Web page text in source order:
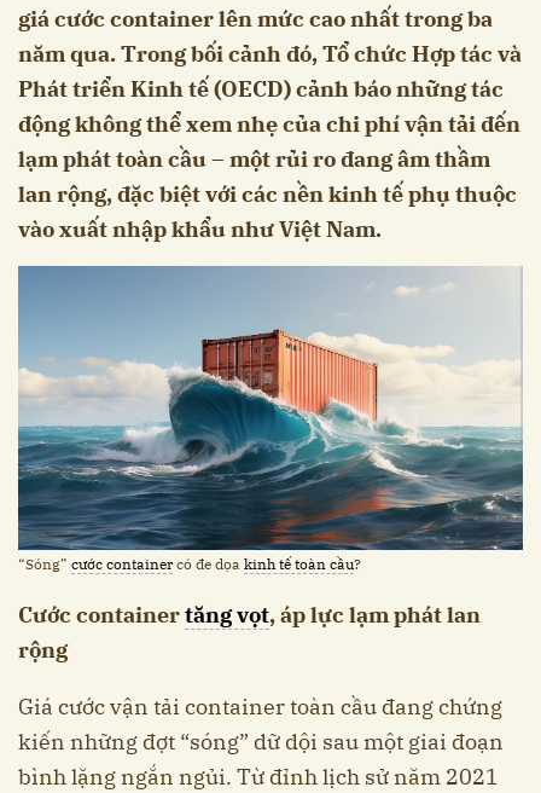
giá cước container lên mức cao nhất trong ba
năm qua. Trong bối cảnh đó, Tổ chức Hợp tác và
Phát triển Kinh tế (OECD) cảnh báo những tác
động không thể xem nhẹ của chi phí vận tải đến
lạm phát toàn cầu – một rủi ro đang âm thầm
lan rộng, đặc biệt với các nền kinh tế phụ thuộc
vào xuất nhập khẩu như Việt Nam.
“Sóng” cước containercó đe dọa kinh tế toàn cầu?
Cước containertăng vọt, áp lực lạm phát lan
rộng
Giá cước vận tải container toàn cầu đang chứng
kiến những đợt “sóng” dữ dội sau một giai đoạn
bình lặng ngắn ngủi. Từ đỉnh lịch sử năm 2021